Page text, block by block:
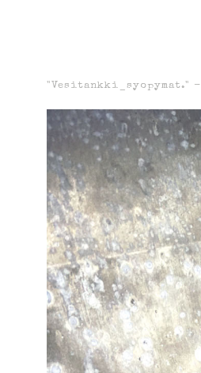
"Vesitankki_syopymat." -